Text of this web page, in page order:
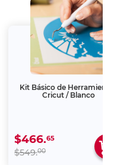
Kit Básico de
Cricut / Blanco
$466.65
$549.00